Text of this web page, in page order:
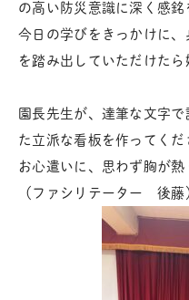
の高い防災意識に深く感銘
今日の学びをきっかけに
を踏み出していただけたら
園長先生が、達筆な文字
た立派な看板を作ってくだ
お心遣いに、思わず胸が
（ファシリテーター 後藤